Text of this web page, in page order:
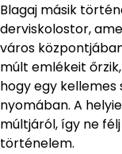
Blagaj másik
derviskolostor,
város
múlt emlékeit
hogy egy
nyomában. A
múltjáról, így ne
történelem.